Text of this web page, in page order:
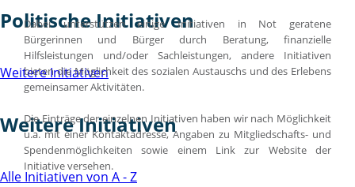
Politische Initiativen
Weitere Initiativen
Weitere Initiativen
Alle Initiativen von A - Z
Dabei unterstützen einige Initiativen in Not geratene
Bürgerinnen und Bürger durch Beratung, finanzielle
Hilfsleistungen und/oder Sachleistungen, andere Initiativen
bieten die Möglichkeit des sozialen Austauschs und des Erlebens
gemeinsamer Aktivitäten.
Die Einträge der einzelnen Initiativen haben wir nach Möglichkeit
u.a. mit einer Kontaktadresse, Angaben zu Mitgliedschafts- und
Spendenmöglichkeiten sowie einem Link zur Website der
Initiative versehen.